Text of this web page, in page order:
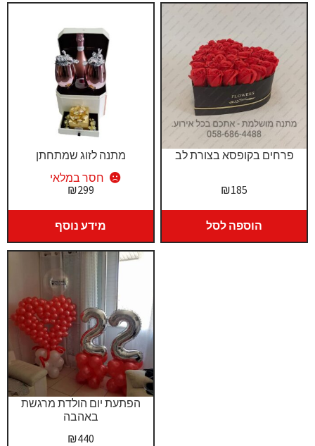
מתנה לזוג שמתחתן
חסר במלאי
₪299
מידע נוסף
פרחים בקופסא בצורת לב
₪185
הוספה לסל
הפתעת יום הולדת מרגשת
באהבה
₪440